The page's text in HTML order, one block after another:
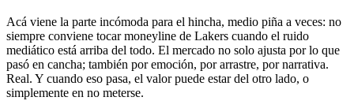
Acá viene la parte incómoda para el hincha, medio piña a veces: no
siempre conviene tocar moneyline de Lakers cuando el ruido
mediático está arriba del todo. El mercado no solo ajusta por lo que
pasó en cancha; también por emoción, por arrastre, por narrativa.
Real. Y cuando eso pasa, el valor puede estar del otro lado, o
simplemente en no meterse.